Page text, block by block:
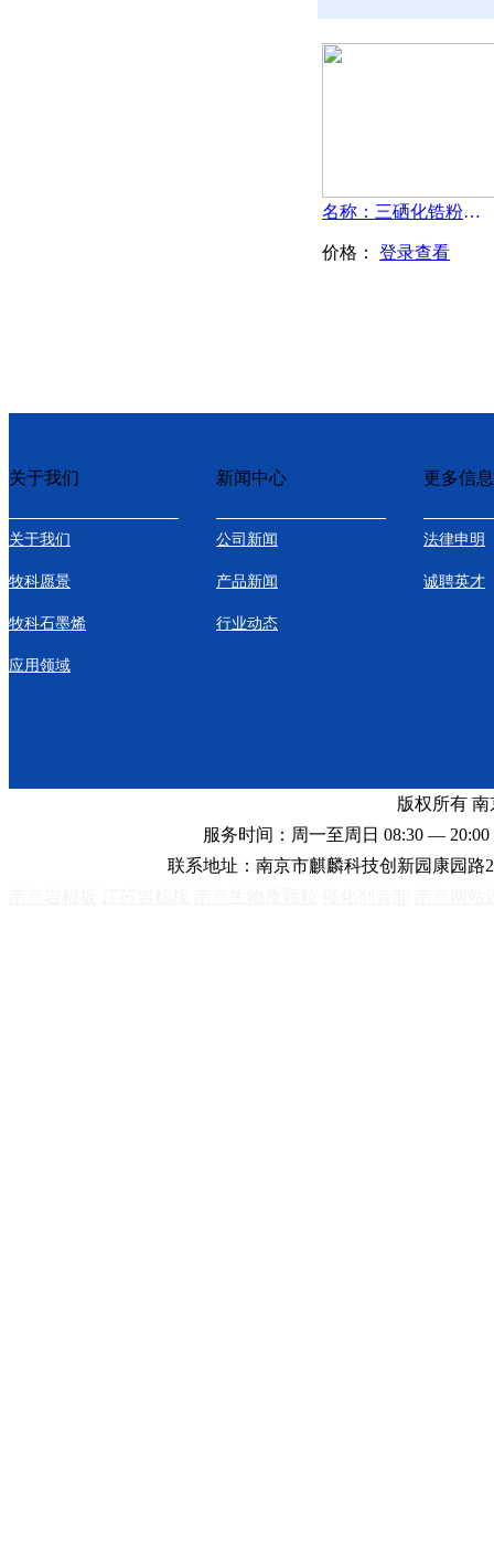
名称：三硒化锆粉末-ZrSe3
价格： 登录查看
关于我们 新闻中心 更多信息
关于我们
牧科愿景
牧科石墨烯
应用领域
公司新闻
产品新闻
行业动态
法律申明
诚聘英才
版权所有
服务时间：周一至周日 08:30 —
联系地址：南京市麒麟科技创新园康园